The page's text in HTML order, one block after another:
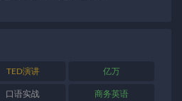
TED演讲 亿万
口语实战 商务英语